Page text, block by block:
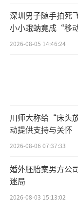
深圳男子随手拍死
小小蛾蚋竟成“移
2026-08-05 14:46:24
川师大称给“床头
动提供支持与关怀
2026-08-06 07:37:33
婚外胚胎案男方公
迷局
2026-08-03 15:13:02